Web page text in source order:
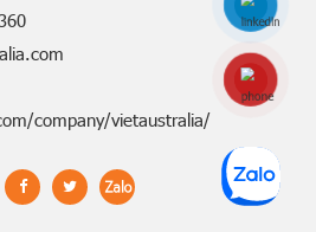
company/vietaustralia/
Hotline: